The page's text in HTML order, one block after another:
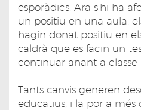
esporàdics. Ara s'hi ha
un positiu en una aula,
hagin donat positiu en
caldrà que es facin un
continuar anant a
Tants canvis generen
educatius, i la por a més